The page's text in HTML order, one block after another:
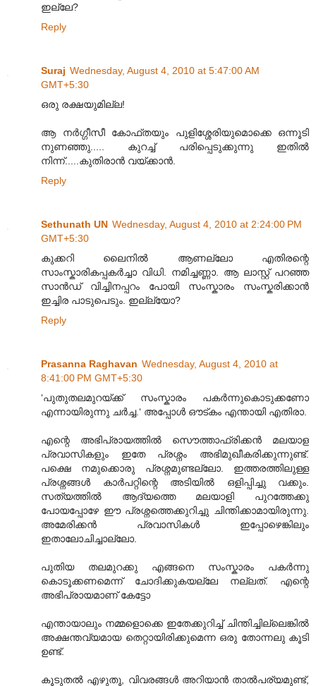
ഇല്ലേ?
Reply
Suraj Wednesday, August 4, 2010 at 5:47:00 AM
GMT+5:30
ഒരു രക്ഷയുമില്ല!
ആ നർഗ്ഗീസീ കോഫ്തയും പുളിശ്ശേരിയുമൊക്കെ ഒന്നൂടി
നുണഞ്ഞു..... കുറച്ച് പരിപ്പെടുക്കുന്നു ഇതിൽ
നിന്ന്.....കുതിരാൻ വയ്ക്കാൻ.
Reply
Sethunath UN Wednesday, August 4, 2010 at 2:24:00 PM
GMT+5:30
കുക്കറി ലൈനി‌ല്‍ ആണ‌ല്ലോ എതിരന്റെ
സാംസ്കാരികപ്പക‌ര്‍ച്ചാ വി‌ധി. ന‌മിച്ചണ്ണാ. ആ ലാസ്റ്റ് പറഞ്ഞ
സാ‌ന്‍ഡ് വിച്ചിനപ്പറം പോ‌യി ‌സംസ്കാര‌ം സ‌ംസ്കരിക്കാന്‍
ഇ‌ച്ചിര പാടുപെടും. ഇല്ല്യോ?
Reply
Prasanna Raghavan Wednesday, August 4, 2010 at
8:41:00 PM GMT+5:30
‘പുതുതലമുറയ്ക്ക് സംസ്കാരം പകർന്നുകൊടുക്കണോ
എന്നായിരുന്നു ചർച്ച.‘ അപ്പോള്‍ ഔട്കം എന്തായി എതിരാ.
എന്റെ അഭിപ്രായത്തില്‍ സൌത്താഫ്രിക്കന്‍ മലയാള
പ്രവാസികളും ഇതേ പ്രശ്നം അഭിമുഖീകരിക്കുന്നുണ്ട്.
പക്ഷെ നമുക്കൊരു പ്രശ്നമുണ്ടല്ലോ. ഇത്തരത്തിലുള്ള
പ്രശ്നങ്ങള്‍ കാര്‍പറ്റിന്റെ അടിയില്‍ ഒളിപ്പിച്ചു വക്കും.
സത്യത്തില്‍ ആദ്യത്തെ മലയാളി പുറത്തേക്കു
പോയപ്പോഴേ ഈ പ്രശ്നത്തെക്കുറിച്ചു ചിന്തിക്കാമായിരുന്നു.
അമേരിക്കന്‍ പ്രവാസികള്‍ ഇപ്പോഴെങ്കിലും
ഇതാലോചിച്ചാല്ലോ.
പുതിയ തലമുറക്കു എങ്ങനെ സംസ്കാരം പകര്‍ന്നു
കൊടൂക്കണമെന്ന് ചോദിക്കുകയല്ലേ നല്ലത്. എന്റെ
അഭിപ്രായമാണ് കേട്ടോ
എന്തായാലും നമ്മളൊക്കെ ഇതേക്കുറിച്ച് ചിന്തിച്ചില്ലെങ്കില്‍
അക്ഷന്തവ്യമായ തെറ്റായിരിക്കുമെന്ന ഒരു തോന്നലു കൂടി
ഉണ്ട്.
കൂടുതല്‍ എഴുതൂ, വിവരങ്ങള്‍ അറിയാന്‍ താല്‍പര്യമുണ്ട്,